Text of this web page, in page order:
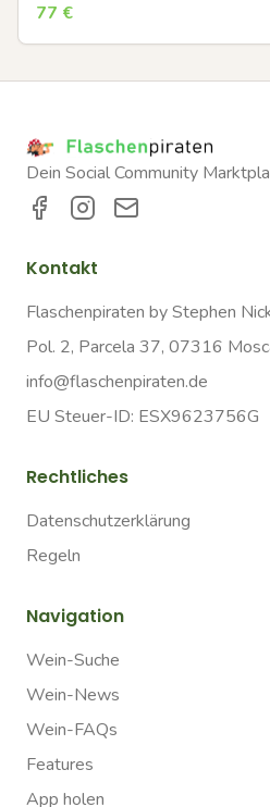
77 €
Dein Social Community
Kontakt
Flaschenpiraten by Stephen
Pol. 2, Parcela 37, 07316
info@flaschenpiraten.de
EU Steuer-ID: ESX9623756G
Rechtliches
Datenschutzerklärung
Regeln
Navigation
Wein-Suche
Wein-News
Wein-FAQs
Features
App holen